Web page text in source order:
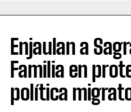
Enjaulan a
Familia en
política